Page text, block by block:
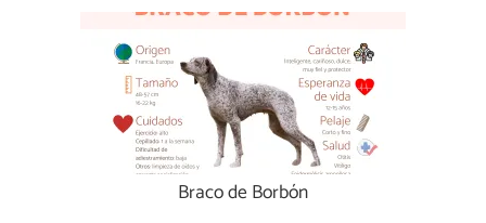
Braco de Borbón